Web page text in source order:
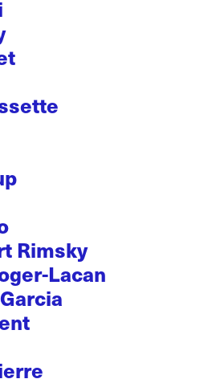
Rimsky
Lacan